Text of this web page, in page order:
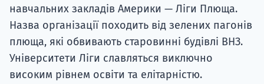
навчальних закладів Америки — Ліги Плюща.
Назва організації походить від зелених пагонів
плюща, які обвивають старовинні будівлі ВНЗ.
Університети Ліги славляться виключно
високим рівнем освіти та елітарністю.